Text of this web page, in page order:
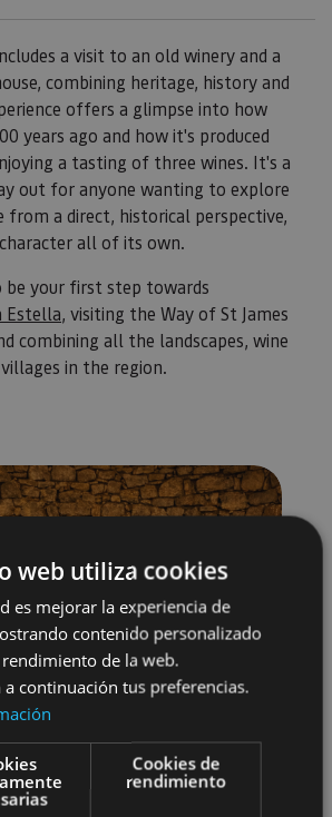
a visit to an old winery and a
combining heritage, history and
offers a glimpse into how
years ago and how it's produced
a tasting of three wines. It's a
out for anyone wanting to explore
a direct, historical perspective,
all of its own.
be your first step towards
Estella, visiting the Way of St James
combining all the landscapes, wine
in the region.
web utiliza cookies
es mejorar la experiencia de
contenido personalizado
de la web.
a continuación tus preferencias.
Cookies de
rendimiento